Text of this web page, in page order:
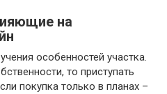
на
особенностей участка.
то приступать
покупка только в планах –